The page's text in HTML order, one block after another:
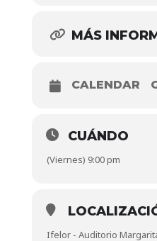
MÁS
CALENDAR
CUÁNDO
(Viernes) 9:00 pm
Ifelor - Auditorio